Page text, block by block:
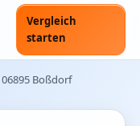
Vergleich
starten
06895 Boßdorf